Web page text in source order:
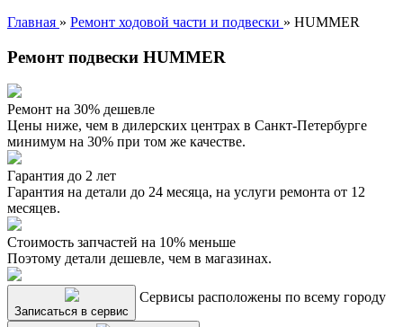
Главная » Ремонт ходовой части и подвески » HUMMER
Ремонт подвески HUMMER
Ремонт на 30% дешевле
Цены ниже, чем в дилерских центрах в Санкт-Петербурге
минимум на 30% при том же качестве.
Гарантия до 2 лет
Гарантия на детали до 24 месяца, на услуги ремонта от 12
месяцев.
Стоимость запчастей на 10% меньше
Поэтому детали дешевле, чем в магазинах.
Записаться в сервис
Сервисы расположены по всему городу